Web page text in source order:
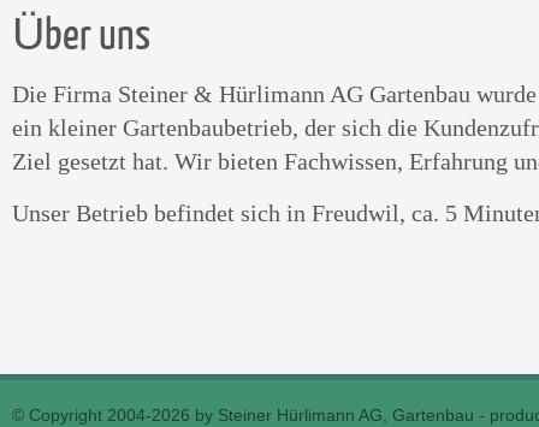
Über uns
Die Firma Steiner & Hürlimann AG Gartenbau
ein kleiner Gartenbaubetrieb, der sich die
Ziel gesetzt hat. Wir bieten Fachwissen, Erfahrung
Unser Betrieb befindet sich in Freudwil, ca. 5
© Copyright 2004-2026 by Steiner Hürlimann AG, Gartenbau -